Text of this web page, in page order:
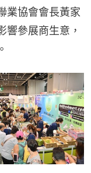
業協會會長黃家
響參展商生意，